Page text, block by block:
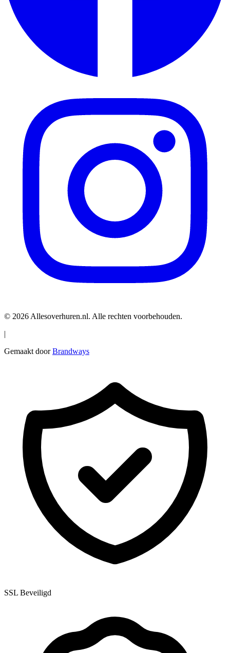
© 2026 Allesoverhuren.nl. Alle rechten voorbehouden.
|
Gemaakt doorBrandways
SSL Beveiligd